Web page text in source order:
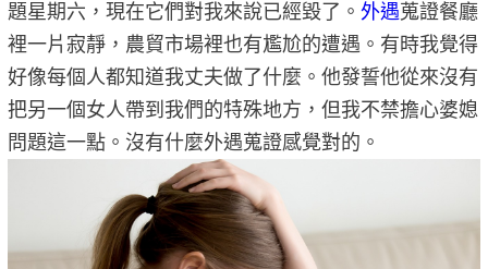
題星期六，現在它們對我來說已經毀了。 外遇蒐證餐廳
裡一片寂靜，農貿市場裡也有尷尬的遭遇。有時我覺得
好像每個人都知道我丈夫做了什麼。他發誓他從來沒有
把另一個女人帶到我們的特殊地方，但我不禁擔心婆媳
問題這一點。沒有什麼外遇蒐證感覺對的。